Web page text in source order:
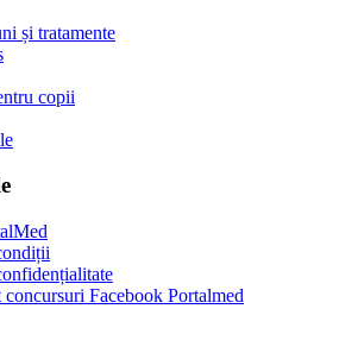
și tratamente
copii
concursuri Facebook Portalmed